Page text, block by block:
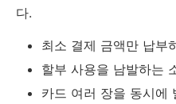
다.
최소 결제 금액만 납부
할부 사용을 남발하는
카드 여러 장을 동시에